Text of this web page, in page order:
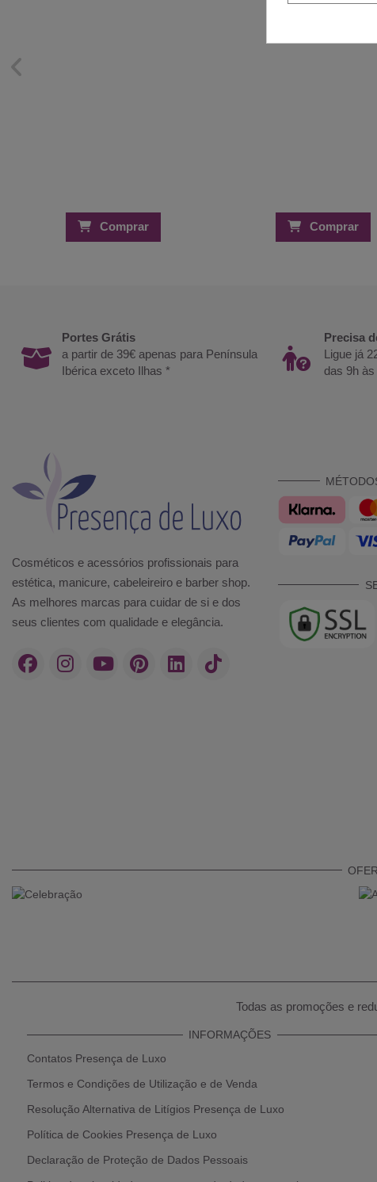
Comprar Comprar
Portes Grátis
a partir de 39€ apenas para Península
Ibérica exceto Ilhas *
Precisa
Ligue já
das 9h às
Cosméticos e acessórios profissionais para
estética, manicure, cabeleireiro e barber shop.
As melhores marcas para cuidar de si e dos
seus clientes com qualidade e elegância.
Todas as promoções e
INFORMAÇÕES
Contatos Presença de Luxo
Termos e Condições de Utilização e de Venda
Resolução Alternativa de Litígios Presença de Luxo
Política de Cookies Presença de Luxo
Declaração de Proteção de Dados Pessoais